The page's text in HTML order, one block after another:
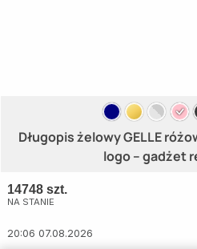
Długopis żelowy GELLE
logo – gadżet
14748 szt.
NA STANIE
20:06 07.08.2026